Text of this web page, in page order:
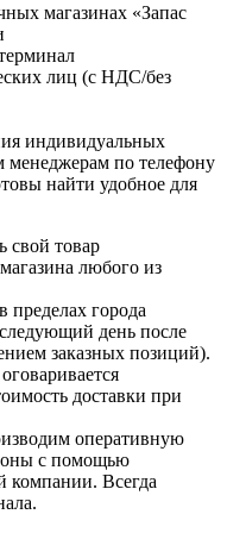
магазинах «Запас
лиц (с НДС/без
индивидуальных
менеджерам по телефону
найти удобное для
свой товар
любого из
пределах города
день после
заказных позиций).
доставки при
оперативную
с помощью
компании. Всегда